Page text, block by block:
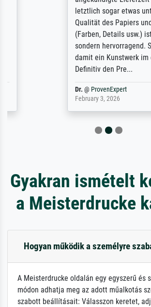
letztlich sogar etwas
Qualität des Papiers und des Drucks
(Farben, Details usw.) ist nicht nur
sondern hervorragend. Selbst ein
damit ein Kunstwerk im eigenen
Definitiv den Pre...
ProvenExpert
February 3, 2026
Gyakran ismételt
a Meisterdrucke
Hogyan működik a személyre
A Meisterdrucke oldalán egy egyszerű és
módon adhatja meg az adott műalkotás
szabott beállításait: Válasszon keretet,